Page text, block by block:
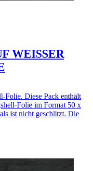
WEISSER
Folie. Diese Pack enthält
Folie im Format 50 x
ist nicht geschlitzt. Die